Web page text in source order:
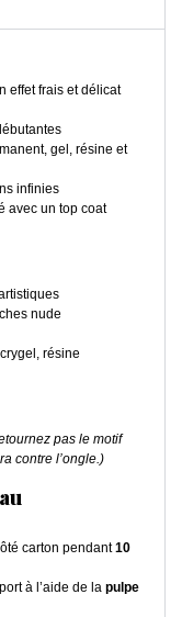
effet frais et délicat
gel, résine et
infinies
avec un top coat
nude
résine
pas le motif
contre l’ongle.)
carton pendant10
à l’aide de la pulpe